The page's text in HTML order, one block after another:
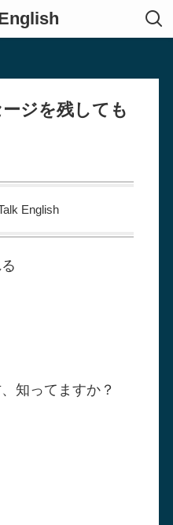
ジを残しても
English
知ってますか？